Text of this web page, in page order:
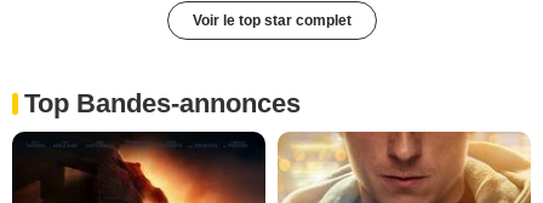
Voir le top star complet
Top Bandes-annonces